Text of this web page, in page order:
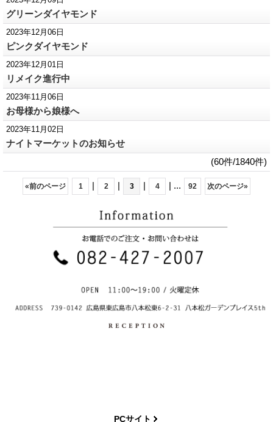
グリーンダイヤモンド
2023年12月06日
ピンクダイヤモンド
2023年12月01日
リメイク進行中
2023年11月06日
お母様から娘様へ
2023年11月02日
ナイトマーケットのお知らせ
(60件/1840件)
«前のページ 1 | 2 | 3 | 4 | ... 92 次のページ»
PCサイト